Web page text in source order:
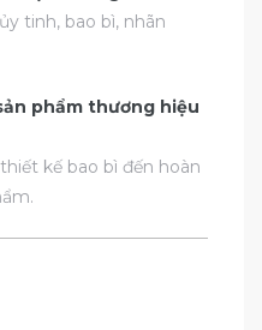
tinh, bao bì, nhãn
phẩm thương hiệu
kế bao bì đến hoàn